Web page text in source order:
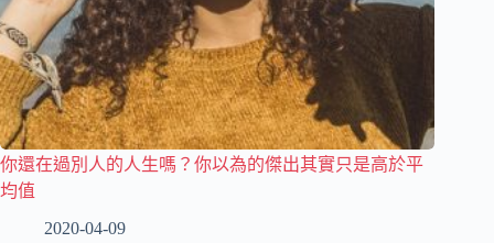
你還在過別人的人生嗎？你以為的傑出其實只是高於平
均值
2020-04-09